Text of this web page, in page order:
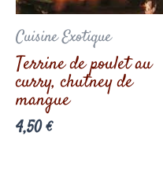
Cuisine Exotique
Terrine de poulet au
curry, chutney de
mangue
4,50€